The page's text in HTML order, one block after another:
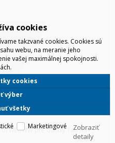
BX210TWEGWW PRE
pre Galaxy Tab A9+ ,
cookies
takzvané cookies. Cookies sú
webu, na meranie jeho
vašej maximálnej spokojnosti.
všetky
výber
cookies
Marketingové
Zobraziť
detaily